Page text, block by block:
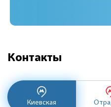
Контакты
Киевская